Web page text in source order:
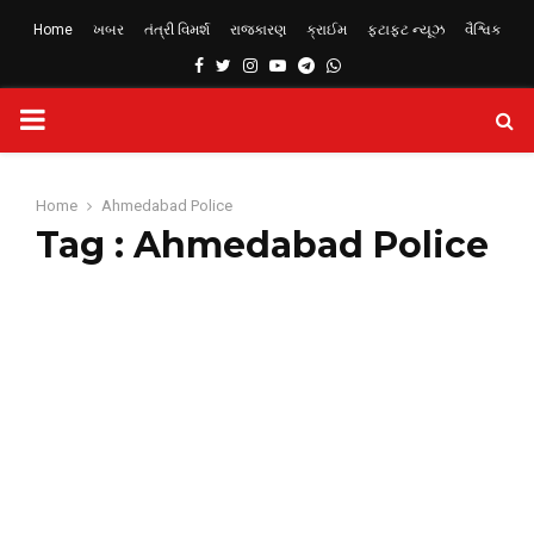
Home ખબર તંત્રી વિમર્શ રાજકારણ ક્રાઈમ ફટાફટ ન્યૂઝ વૈશ્વિક
Facebook
TwitterInstagram
YoutubeTelegram
Whatsapp
PRIMARY
Home Ahmedabad Police
Tag : Ahmedabad Police